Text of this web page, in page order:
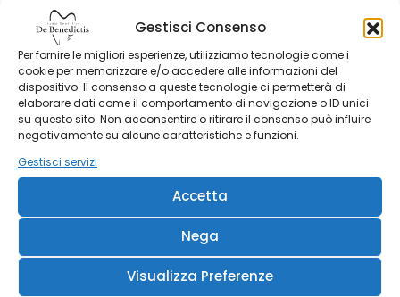
Gestisci Consenso
Per fornire le migliori esperienze, utilizziamo tecnologie come i
cookie per memorizzare e/o accedere alle informazioni del
dispositivo. Il consenso a queste tecnologie ci permetterà di
elaborare dati come il comportamento di navigazione o ID unici
su questo sito. Non acconsentire o ritirare il consenso può influire
negativamente su alcune caratteristiche e funzioni.
Gestisci servizi
Accetta
Nega
Visualizza Preferenze
Nome*